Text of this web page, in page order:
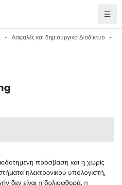
Ασφαλές και δημιουργικό Διαδίκτυο
πρόσβαση και η χωρίς
ηλεκτρονικού υπολογιστή,
δεν είναι η δολιοφθορά, η